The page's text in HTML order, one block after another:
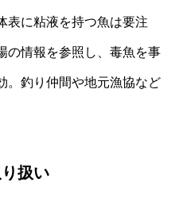
表に粘液を持つ魚は要注
の情報を参照し、毒魚を事
。釣り仲間や地元漁協など
扱い